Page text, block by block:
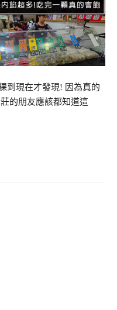
到現在才發現! 因為真的
的朋友應該都知道這